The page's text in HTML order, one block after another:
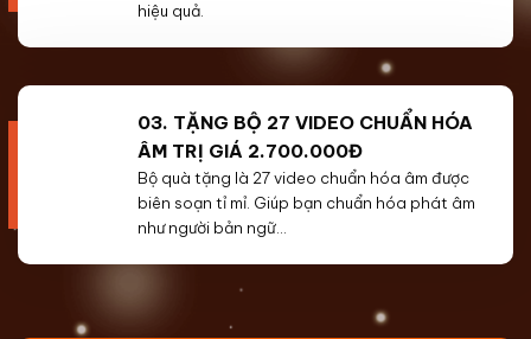
hiệu quả.
03. TẶNG BỘ 27 VIDEO CHUẨN HÓA
ÂM TRỊ GIÁ 2.700.000Đ
Bộ quà tặng là 27 video chuẩn hóa âm được
biên soạn tỉ mỉ. Giúp bạn chuẩn hóa phát âm
như người bản ngữ…